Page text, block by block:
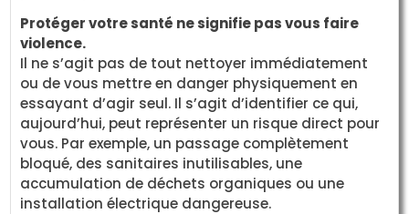
Protéger votre santé ne signifie pas vous faire
violence.
Il ne s’agit pas de tout nettoyer immédiatement
ou de vous mettre en danger physiquement en
essayant d’agir seul. Il s’agit d’identifier ce qui,
aujourd’hui, peut représenter un risque direct pour
vous. Par exemple, un passage complètement
bloqué, des sanitaires inutilisables, une
accumulation de déchets organiques ou une
installation électrique dangereuse.